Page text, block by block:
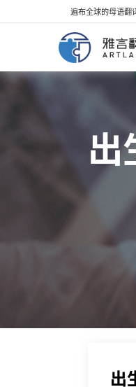
遍布全球的母语翻
出
出